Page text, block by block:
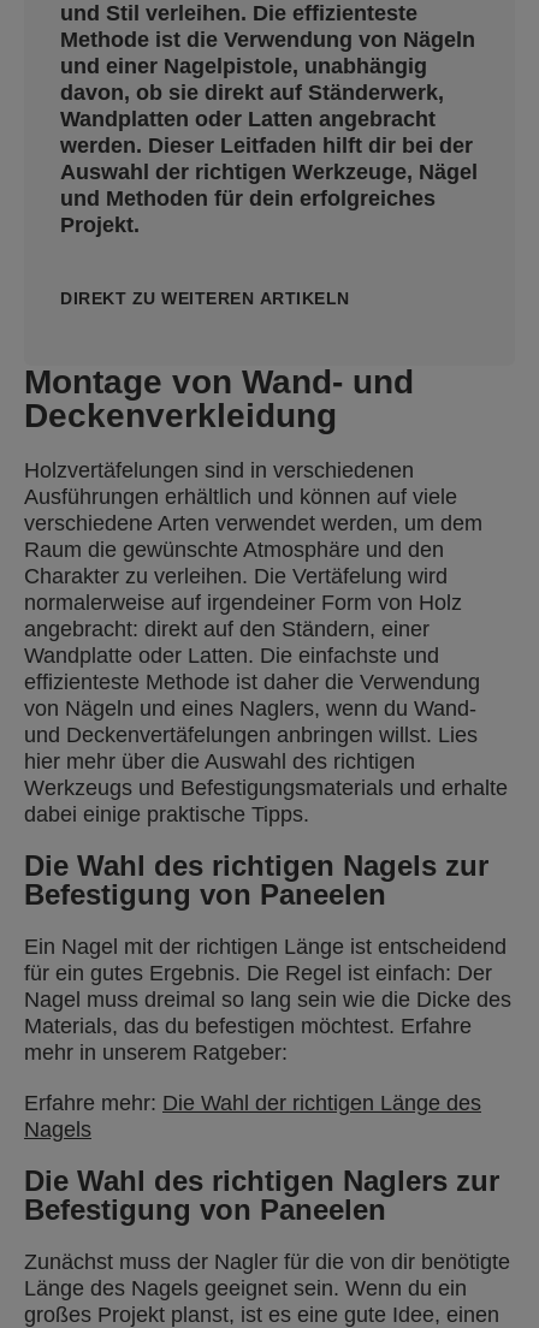
und Stil verleihen. Die effizienteste
Methode ist die Verwendung von Nägeln
und einer Nagelpistole, unabhängig
davon, ob sie direkt auf Ständerwerk,
Wandplatten oder Latten angebracht
werden. Dieser Leitfaden hilft dir bei der
Auswahl der richtigen Werkzeuge, Nägel
und Methoden für dein erfolgreiches
Projekt.
DIREKT ZU WEITEREN ARTIKELN
Montage von Wand- und
Deckenverkleidung
Holzvertäfelungen sind in verschiedenen
Ausführungen erhältlich und können auf viele
verschiedene Arten verwendet werden, um dem
Raum die gewünschte Atmosphäre und den
Charakter zu verleihen. Die Vertäfelung wird
normalerweise auf irgendeiner Form von Holz
angebracht: direkt auf den Ständern, einer
Wandplatte oder Latten. Die einfachste und
effizienteste Methode ist daher die Verwendung
von Nägeln und eines Naglers, wenn du Wand-
und Deckenvertäfelungen anbringen willst. Lies
hier mehr über die Auswahl des richtigen
Werkzeugs und Befestigungsmaterials und erhalte
dabei einige praktische Tipps.
Die Wahl des richtigen Nagels zur
Befestigung von Paneelen
Ein Nagel mit der richtigen Länge ist entscheidend
für ein gutes Ergebnis. Die Regel ist einfach: Der
Nagel muss dreimal so lang sein wie die Dicke des
Materials, das du befestigen möchtest. Erfahre
mehr in unserem Ratgeber:
Erfahre mehr: Die Wahl der richtigen Länge des
Nagels
Die Wahl des richtigen Naglers zur
Befestigung von Paneelen
Zunächst muss der Nagler für die von dir benötigte
Länge des Nagels geeignet sein. Wenn du ein
großes Projekt planst, ist es eine gute Idee, einen